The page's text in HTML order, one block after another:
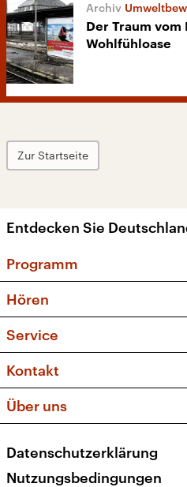
Der Traum vom
Wohlfühloase
Zur Startseite
Entdecken Sie
Programm
Sendungen und
Musikliste
Kakadu – Das
Hören
Frequenzen (UKW +
Service
FAQ
Apps
Newsletter
Veranstaltungen
Kontakt
Social Media
Über uns
Presse
Datenschutzerklärung
Nutzungsbedingungen